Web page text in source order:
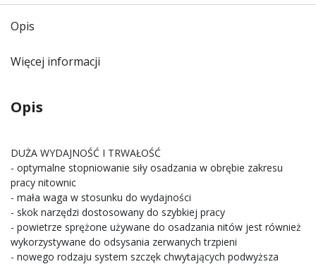
Opis
Więcej informacji
Opis
DUŻA WYDAJNOŚĆ I TRWAŁOŚĆ
- optymalne stopniowanie siły osadzania w obrębie zakresu
pracy nitownic
- mała waga w stosunku do wydajności
- skok narzędzi dostosowany do szybkiej pracy
- powietrze sprężone używane do osadzania nitów jest również
wykorzystywane do odsysania zerwanych trzpieni
- nowego rodzaju system szczęk chwytających podwyższa